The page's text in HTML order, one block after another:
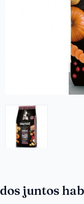
juntos